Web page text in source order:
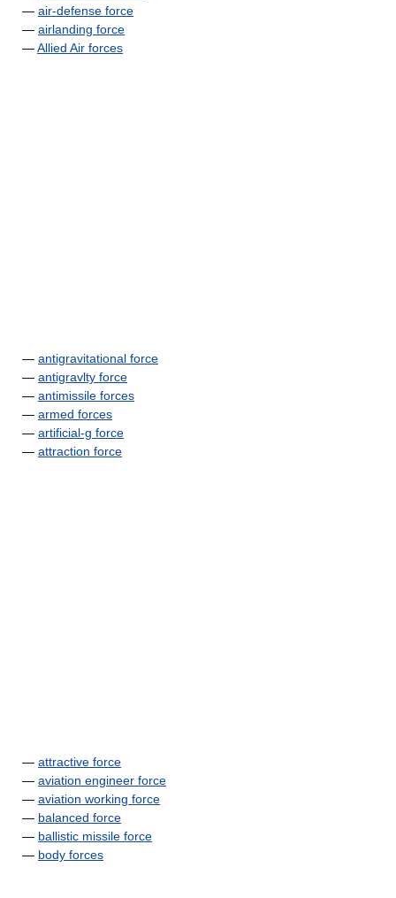
— air-defense force
— airlanding force
—Allied Air forces
— antigravitational force
— antigravlty force
— antimissile forces
— armed forces
— artificial-g force
— attraction force
— attractive force
— aviation engineer force
— aviation working force
— balanced force
— ballistic missile force
— body forces